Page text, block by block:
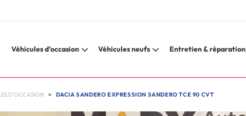
Véhicules d’occasion Véhicules neufs Entretien & réparation
D'OCCASION DACIA SANDERO EXPRESSION SANDERO TCE 90 CVT